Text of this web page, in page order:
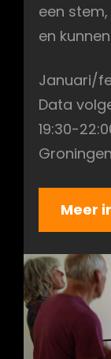
een
en
Januari/
Data
19:30-
Groningen
Meer